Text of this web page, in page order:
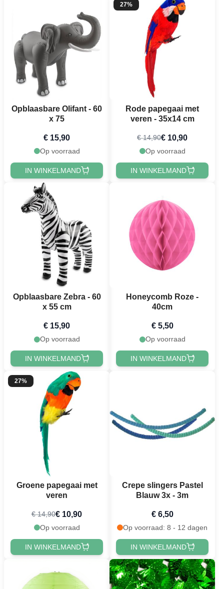
Opblaasbare Olifant - 60
x 75
€ 15,90
Op voorraad
IN WINKELMAND
27%
Rode papegaai met
veren - 35x14 cm
€ 14,90€ 10,90
Op voorraad
IN WINKELMAND
Opblaasbare Zebra - 60
x 55 cm
€ 15,90
Op voorraad
IN WINKELMAND
Honeycomb Roze -
40cm
€ 5,50
Op voorraad
IN WINKELMAND
27%
Groene papegaai met
veren
€ 14,90€ 10,90
Op voorraad
IN WINKELMAND
Crepe slingers Pastel
Blauw 3x - 3m
€ 6,50
Op voorraad: 8 - 12 dagen
IN WINKELMAND